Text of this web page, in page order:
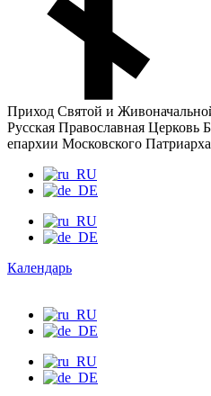
Приход Святой и
Русская Православная Церковь
епархии Московского
Календарь